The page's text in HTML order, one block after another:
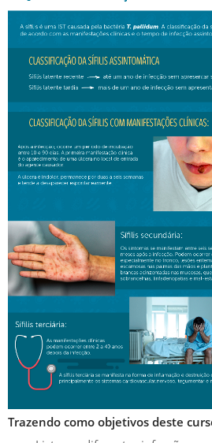
Trazendo como objetivos deste